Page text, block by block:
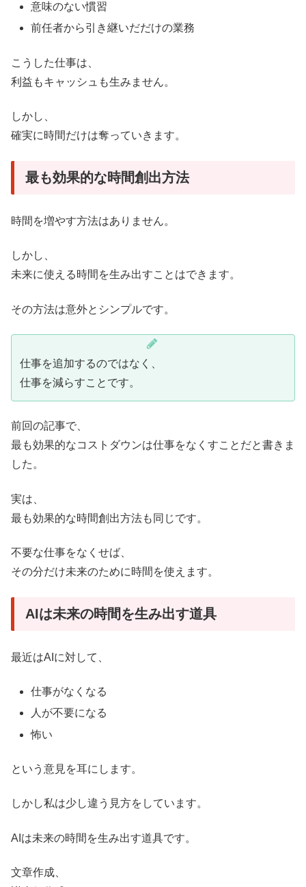
意味のない慣習
前任者から引き継いだだけの業務
こうした仕事は、
利益もキャッシュも生みません。
しかし、
確実に時間だけは奪っていきます。
最も効果的な時間創出方法
時間を増やす方法はありません。
しかし、
未来に使える時間を生み出すことはできます。
その方法は意外とシンプルです。
仕事を追加するのではなく、
仕事を減らすことです。
前回の記事で、
最も効果的なコストダウンは仕事をなくすことだと書きま
した。
実は、
最も効果的な時間創出方法も同じです。
不要な仕事をなくせば、
その分だけ未来のために時間を使えます。
AIは未来の時間を生み出す道具
最近はAIに対して、
仕事がなくなる
人が不要になる
怖い
という意見を耳にします。
しかし私は少し違う見方をしています。
AIは未来の時間を生み出す道具です。
文章作成、